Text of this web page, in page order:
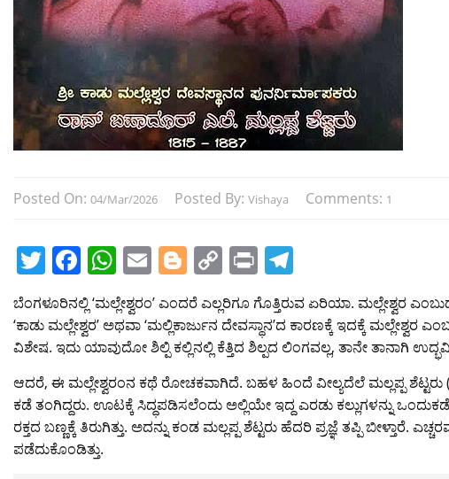
Posted On: 04/Mar/2026 Posted By: Vishaya Comments: 1
T
w
itt
er
F
a
c
e
b
o
o
k
W
h
at
s
A
p
p
E
m
ai
l
Bl
o
g
g
er
C
o
p
y
Li
n
k
Pr
in
t
el
e
gr
a
m
ಬೆಂಗಳೂರಿನಲ್ಲಿ ‘ಮಲ್ಲೇಶ್ವರಂ’ ಎಂದರೆ ಎಲ್ಲರಿಗೂ ಗೊತ್ತಿರುವ ಏರಿಯಾ. ಮಲ್ಲೇಶ್ವರ
‘ಕಾಡು ಮಲ್ಲೇಶ್ವರ’ ಅಥವಾ ‘ಮಲ್ಲಿಕಾರ್ಜುನ ದೇವಸ್ಥಾನ’ದ ಕಾರಣಕ್ಕೆ ಇದಕ್ಕೆ
ವಿಶೇಷ. ಇದು ಯಾವುದೋ ಶಿಲ್ಪಿ ಕಲ್ಲಿನಲ್ಲಿ ಕೆತ್ತಿದ ಶಿಲ್ಪದ ಲಿಂಗವಲ್ಲ, ತಾನೇ ತಾನಾಗಿ
ಆದರೆ, ಈ ಮಲ್ಲೇಶ್ವರಂನ ಕಥೆ ರೋಚಕವಾಗಿದೆ. ಬಹಳ ಹಿಂದೆ ವೀಲ್ಯದೆಲೆ ಮಲ್ಲಪ್ಪ
ಕಡೆ ತಂಗಿದ್ದರು. ಊಟಕ್ಕೆ ಸಿದ್ಧಪಡಿಸಲೆಂದು ಅಲ್ಲಿಯೇ ಇದ್ದ ಎರಡು ಕಲ್ಲುಗಳನ್ನು
ರಕ್ತದ ಬಣ್ಣಕ್ಕೆ ತಿರುಗಿತ್ತು. ಅದನ್ನು ಕಂಡ ಮಲ್ಲಪ್ಪ ಶೆಟ್ಟರು ಹೆದರಿ ಪ್ರಜ್ಞೆ ತಪ್ಪಿ
ಪಡೆದುಕೊಂಡಿತ್ತು.